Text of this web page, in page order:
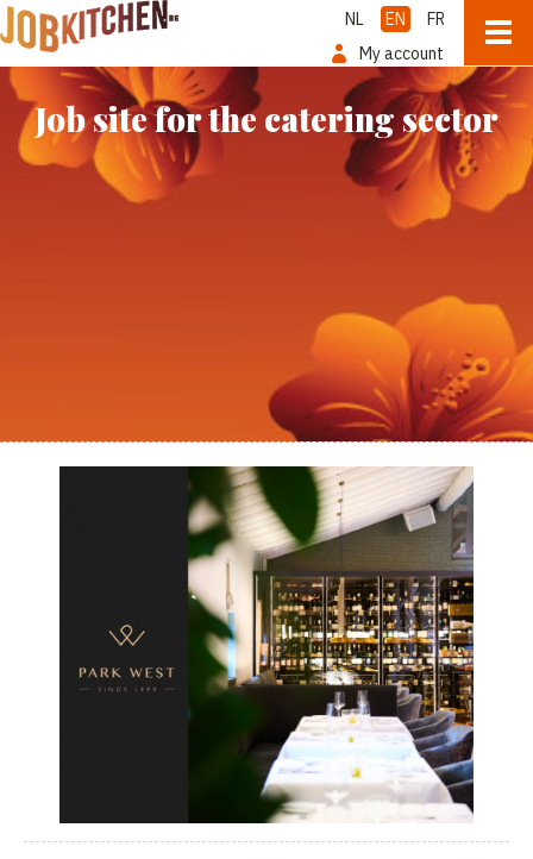
NL EN
FR
My account
Job site for the catering sector